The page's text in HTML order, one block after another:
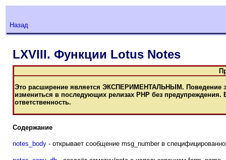
Назад
LXVIII. Функции Lotus Notes
Это расширение является ЭКСПЕРИМЕНТАЛЬНЫМ. Поведение
измениться в последующих релизах РНР без
ответственность.
Содержание
notes_body - открывает сообщение msg_number в